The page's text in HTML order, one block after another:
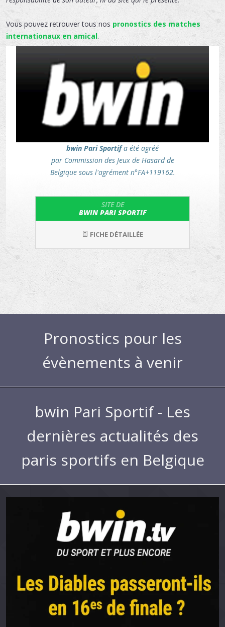
Vous pouvez retrouver tous nos pronostics des matches
internationaux en amical.
bwin Pari Sportifa été agréé
par Commission des Jeux de Hasard de
Belgique sous l'agrément n°FA+119162.
SITE DE
BWIN PARI SPORTIF
FICHE DÉTAILLÉE
Pronostics pour les
évènements à venir
bwin Pari Sportif - Les
dernières actualités des
paris sportifs en Belgique